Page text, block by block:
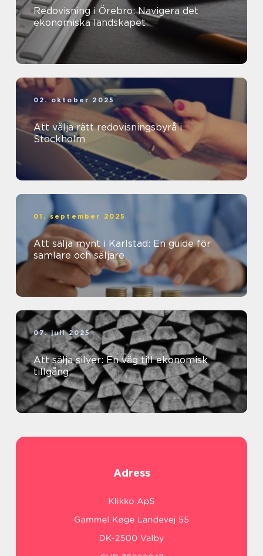
Redovisning i Örebro: Navigera det
ekonomiska landskapet
02. oktober 2025
Att välja rätt redovisningsbyrå i
Stockholm
01. september 2025
Att sälja mynt i Karlstad: En guide för
samlare och säljare
07. juli 2025
Att sälja silver: En väg till ekonomisk
tillgång
Adress